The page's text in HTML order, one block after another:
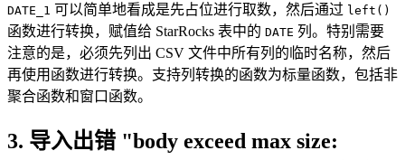
DATE_1 可以简单地看成是先占位进行取数，然后通过 left()
函数进行转换，赋值给 StarRocks 表中的 DATE 列。特别需要
注意的是，必须先列出 CSV 文件中所有列的临时名称，然后
再使用函数进行转换。支持列转换的函数为标量函数，包括非
聚合函数和窗口函数。
3. 导入出错 "body exceed max size: